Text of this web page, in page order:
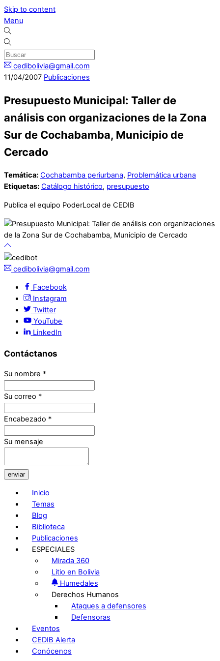
Skip to content
Menu
cedibolivia@gmail.com
11/04/2007 Publicaciones
Presupuesto Municipal: Taller de
análisis con organizaciones de la Zona
Sur de Cochabamba, Municipio de
Cercado
Temática: Cochabamba periurbana, Problemática urbana
Etiquetas: Catálogo histórico, presupuesto
Publica el equipo PoderLocal de CEDIB
cedibolivia@gmail.com
Facebook
Instagram
Twitter
YouTube
LinkedIn
Contáctanos
Su nombre *
Su correo *
Encabezado *
Su mensaje
enviar
Inicio
Temas
Blog
Biblioteca
Publicaciones
ESPECIALES
Mirada 360
Litio en Bolivia
Humedales
Derechos Humanos
Ataques a defensores
Defensoras
Eventos
CEDIB Alerta
Conócenos